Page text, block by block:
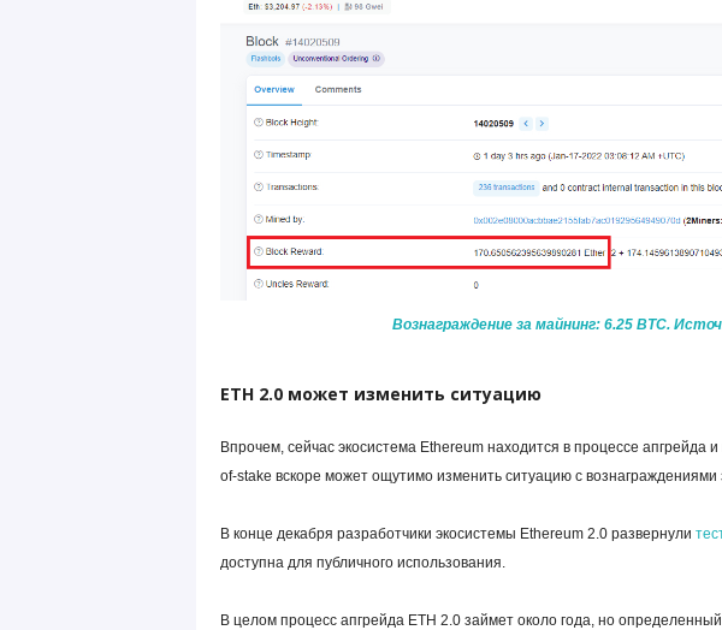
Вознаграждение за майнинг: 6.25 BTC.
ETH2.0 может изменить ситуацию
Впрочем, сейчас экосистема Ethereum находится в процессе апгрейда
of-stake вскоре может ощутимо изменить ситуацию с вознаграждениями
В конце декабря разработчики экосистемы Ethereum 2.0 развернули
доступна для публичного использования.
В целом процесс апгрейда ETH 2.0 займет около года, но